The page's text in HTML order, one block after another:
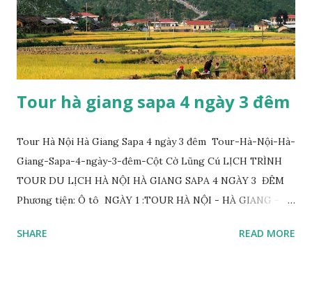
Tour hà giang sapa 4 ngày 3 đêm
Tour Hà Nội Hà Giang Sapa 4 ngày 3 đêm Tour-Hà-Nội-Hà-
Giang-Sapa-4-ngày-3-đêm-Cột Cờ Lũng Cú LỊCH TRÌNH
TOUR DU LỊCH HÀ NỘI HÀ GIANG SAPA 4 NGÀY 3 ĐÊM
Phương tiện: Ô tô NGÀY 1 :TOUR HÀ NỘI - HÀ GIANG -
dẫn viên đón Quý khách tại điểm hẹn đưa quý khách đi dùng
SHARE READ MORE